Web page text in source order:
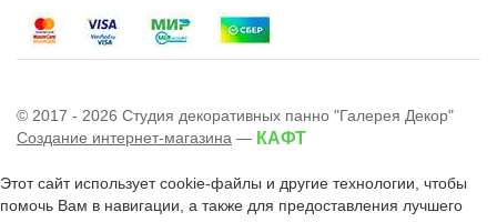
© 2017 - 2026 Студия декоративных панно "Галерея Декор"
Создание интернет-магазина — КАФТ
Этот сайт использует cookie-файлы и другие технологии, чтобы
помочь Вам в навигации, а также для предоставления лучшего